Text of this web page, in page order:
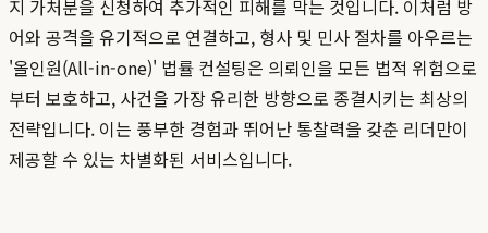
지 가처분을 신청하여 추가적인 피해를 막는 것입니다. 이처럼 방
어와 공격을 유기적으로 연결하고, 형사 및 민사 절차를 아우르는
'올인원(All-in-one)' 법률 컨설팅은 의뢰인을 모든 법적 위험으로
부터 보호하고, 사건을 가장 유리한 방향으로 종결시키는 최상의
전략입니다. 이는 풍부한 경험과 뛰어난 통찰력을 갖춘 리더만이
제공할 수 있는 차별화된 서비스입니다.